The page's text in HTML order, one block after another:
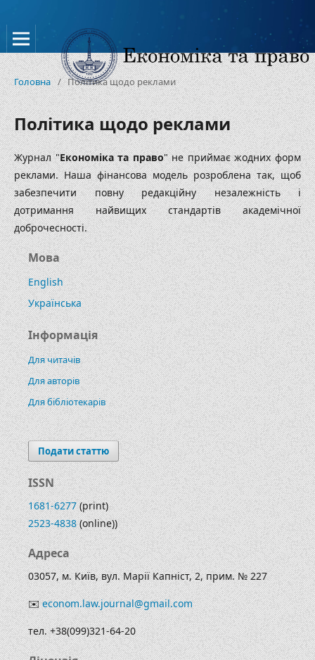
Головна / Політика щодо реклами
Політика щодо реклами
Журнал "Економіка та право" не приймає жодних форм
реклами. Наша фінансова модель розроблена так, щоб
забезпечити повну редакційну незалежність і
дотримання найвищих стандартів академічної
доброчесності.
Мова
English
Українська
Інформація
Для читачів
Для авторів
Для бібліотекарів
Подати статтю
ISSN
1681-6277(print)
2523-4838(online))
Адреса
03057, м. Київ, вул. Марії Капніст, 2, прим. № 227
✉️econom.law.journal@gmail.com
тел. +38(099)321-64-20